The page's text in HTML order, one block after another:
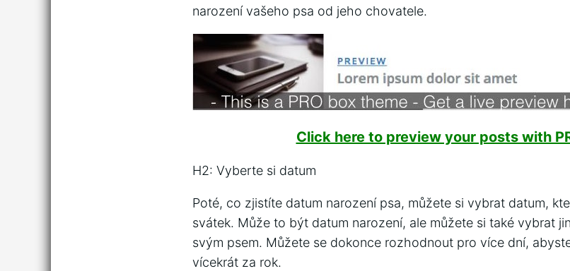
narození vašeho psa od jeho chovatele.
Click here to preview your posts with
H2: Vyberte si datum
Poté, co zjistíte datum narození psa, můžete si vybrat datum,
svátek. Může to být datum narození, ale můžete si také vybrat
svým psem. Můžete se dokonce rozhodnout pro více dní,
vícekrát za rok.